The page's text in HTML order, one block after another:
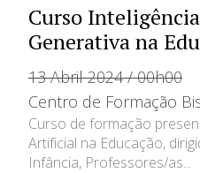
Curso
Generativa na
13 Abril 2024 / 00h00
Centro de Formação
Curso de formação
Artificial na Educação,
Infância, Professores/as...